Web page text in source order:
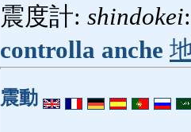
震度計: shindokei
controlla anche
震動